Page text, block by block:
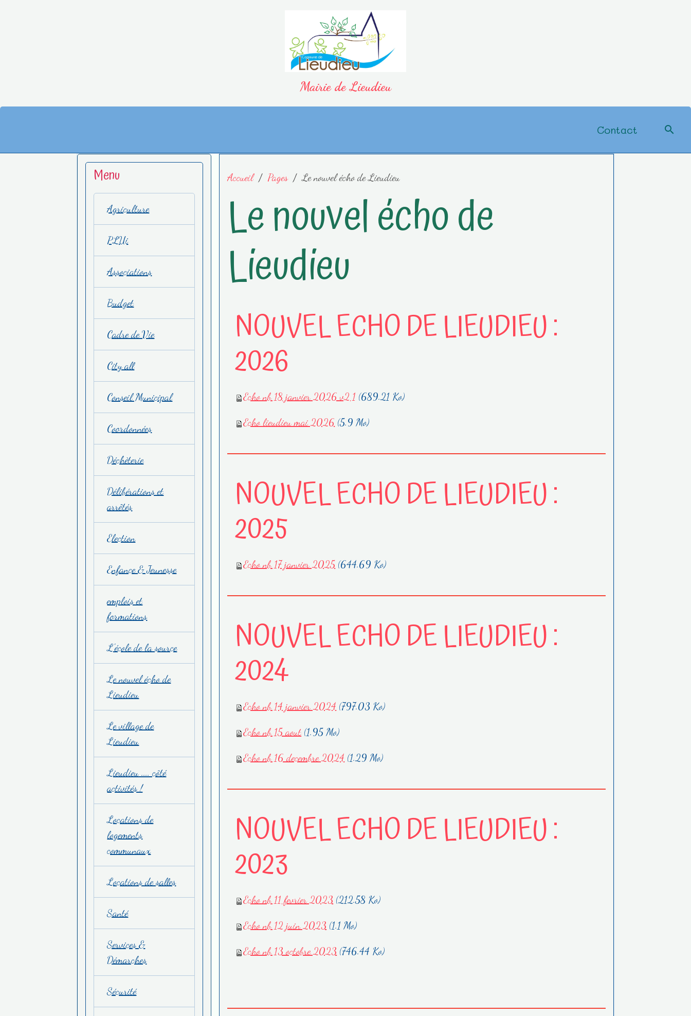
Mairie de Lieudieu
Contact
Accueil Pages Le nouvel écho de Lieudieu
Le nouvel écho de
Lieudieu
NOUVEL ECHO DE LIEUDIEU :
2026
Echo nb 18 janvier 2026 v2 1 (689.21 Ko)
Echo lieudieu mai 2026 (5.9 Mo)
NOUVEL ECHO DE LIEUDIEU :
2025
Echo nb 17 janvier 2025 (644.69 Ko)
NOUVEL ECHO DE LIEUDIEU :
2024
Echo nb 14 janvier 2024 (797.03 Ko)
Echo nb 15 aout (1.95 Mo)
Echo nb 16 decembre 2024 (1.29 Mo)
NOUVEL ECHO DE LIEUDIEU :
2023
Echo nb 11 fevrier 2023 (212.58 Ko)
Echo nb 12 juin 2023 (1.1 Mo)
Echo nb 13 octobre 2023 (746.44 Ko)
Menu
Agriculture
PLUi
Associations
Budget
Cadre de Vie
City all
Conseil Municipal
Coordonnées
Déchèterie
Délibérations et
arrêtés
Election
Enfance & Jeunesse
emplois et
formations
L'école de la source
Le nouvel écho de
Lieudieu
Le village de
Lieudieu
Lieudieu .... côté
activités !
Locations de
logements
communaux
Locations de salles
Santé
Services &
Démarches
Sécurité